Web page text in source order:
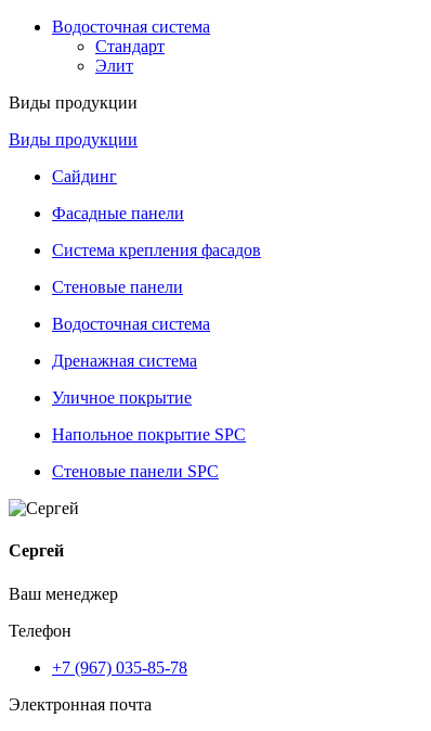
Водосточная система
Стандарт
Элит
Виды продукции
Виды продукции
Сайдинг
Фасадные панели
Система крепления фасадов
Стеновые панели
Водосточная система
Дренажная система
Уличное покрытие
Напольное покрытие SPC
Стеновые панели SPC
Сергей
Ваш менеджер
Телефон
+7 (967) 035-85-78
Электронная почта